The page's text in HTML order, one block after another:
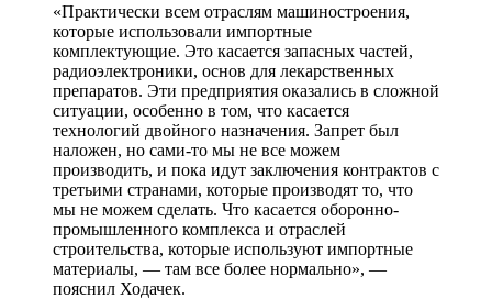
«Практически всем отраслям машиностроения,
которые использовали импортные
комплектующие. Это касается запасных частей,
радиоэлектроники, основ для лекарственных
препаратов. Эти предприятия оказались в сложной
ситуации, особенно в том, что касается
технологий двойного назначения. Запрет был
наложен, но сами-то мы не все можем
производить, и пока идут заключения контрактов с
третьими странами, которые производят то, что
мы не можем сделать. Что касается оборонно-
промышленного комплекса и отраслей
строительства, которые используют импортные
материалы, — там все более нормально», —
пояснил Ходачек.